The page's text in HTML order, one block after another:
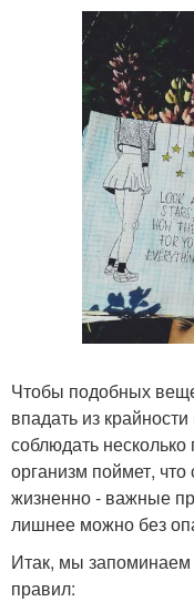
Чтобы подобных
впадать из
соблюдать
организм поймет,
жизненно - важные
лишнее можно без
Итак, мы
правил: